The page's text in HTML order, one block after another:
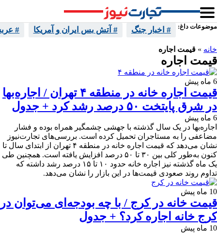
موضوعات داغ: # اخبار جنگ # آتش بس ایران و آمریکا #
خانه » قیمت اجاره
قیمت اجاره
6 ماه پیش
قیمت اجاره خانه در منطقه ۴ تهران / اجاره‌بها
در شرق پایتخت ۵۰ درصد رشد کرد + جدول
6 ماه پیش
اجاره‌بها در یک سال گذشته با جهشی چشمگیر همراه بوده و فشار
مضاعفی را به مستاجران تحمیل کرده است. بررسی‌های تجارت‌نیوز
نشان می‌دهد که قیمت اجاره خانه در منطقه ۴ تهران از ابتدای سال تا
کنون به‌طور کلی بین ۳۰ تا ۵۰ درصد افزایش یافته است. همچنین طی
یک ماه گذشته نیز اجاره خانه حدود ۱۰ تا ۱۵ درصد رشد داشته که
تداوم روند صعودی قیمت‌ها در این بازار را نشان می‌دهد.
10 ماه پیش
قیمت خانه در کرج / با چه بودجه‌ای می‌توان در
کرج خانه اجاره کرد؟ + جدول
10 ماه پیش